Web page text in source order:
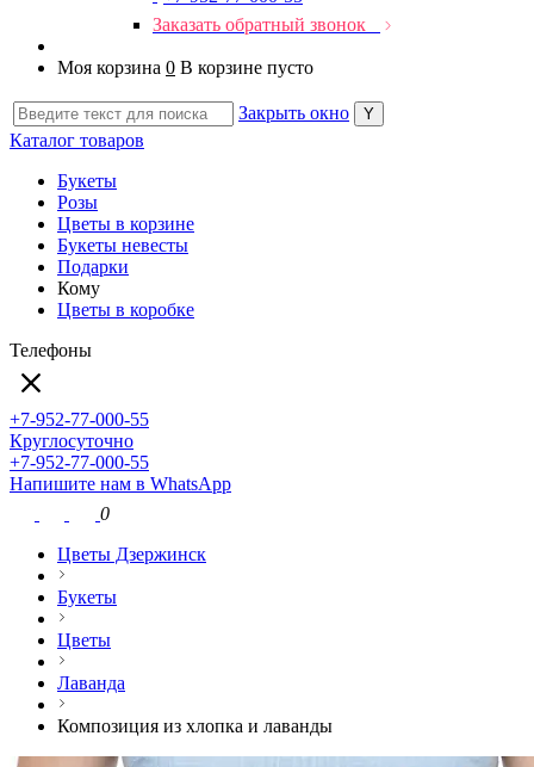
Заказать обратный звонок
Моя корзина 0 В корзине пусто
Закрыть окно
Каталог товаров
Букеты
Розы
Цветы в корзине
Букеты невесты
Подарки
Кому
Цветы в коробке
Телефоны
+7-952-77-000-55
Круглосуточно
+7-952-77-000-55
Напишите нам в WhatsApp
0
Цветы Дзержинск
Букеты
Цветы
Лаванда
Композиция из хлопка и лаванды